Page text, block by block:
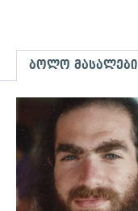
ბოლო მასალები